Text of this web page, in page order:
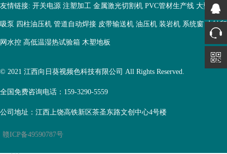
友情链接: 开关电源 注塑加工 金属激光切割机 PVC管材生产线 大型鱼缸
吸泵 四柱油压机 管道自动焊接 皮带输送机 油压机 装岩机 系统窗 水转
网水控 高低温湿热试验箱 木塑地板
© 2021 江西向日葵视频色科技有限公司 All Rights Reserved.
全国免费咨询电话：159-3290-5559
公司地址：江西上饶高铁新区茶圣东路文创中心4号楼
赣ICP备49590787号